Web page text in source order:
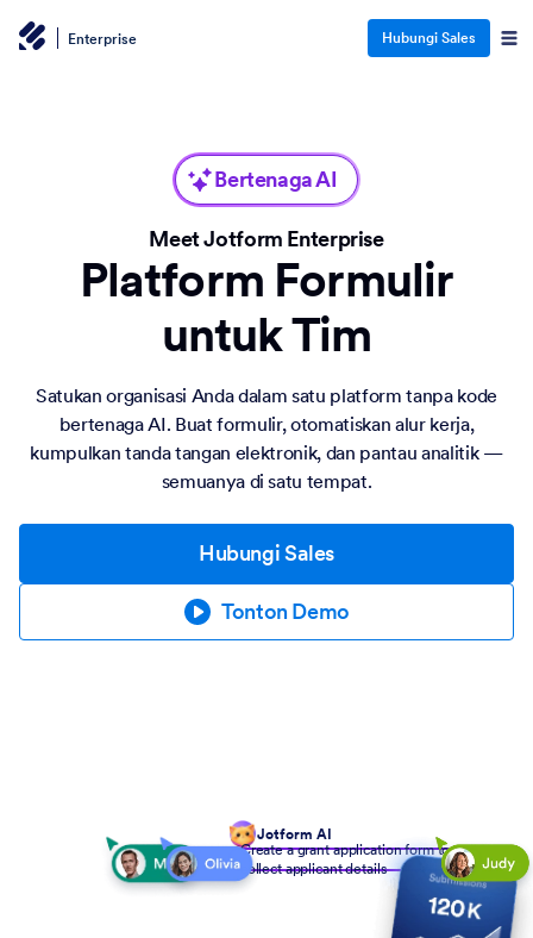
Enterprise Hubungi Sales
Bertenaga AI
Meet Jotform Enterprise
Platform Formulir
untuk Tim
Satukan organisasi Anda dalam satu platform tanpa kode
bertenaga AI. Buat formulir, otomatiskan alur kerja,
kumpulkan tanda tangan elektronik, dan pantau analitik —
semuanya di satu tempat.
Hubungi Sales
Tonton Demo
Jotform AI
Create a grant application form to
collect applicant details